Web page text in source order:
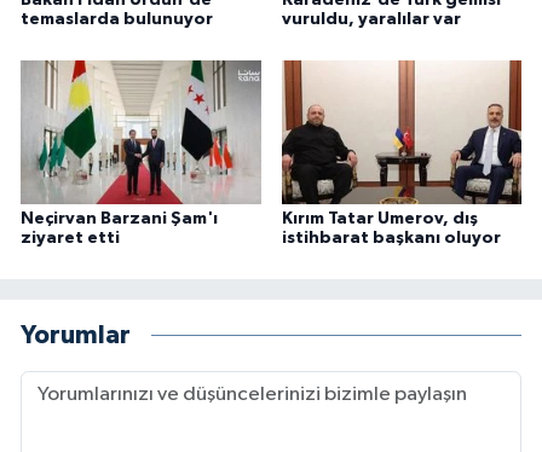
temaslarda bulunuyor
vuruldu, yaralılar var
Neçirvan Barzani Şam'ı
ziyaret etti
Kırım Tatar Umerov, dış
istihbarat başkanı oluyor
Yorumlar